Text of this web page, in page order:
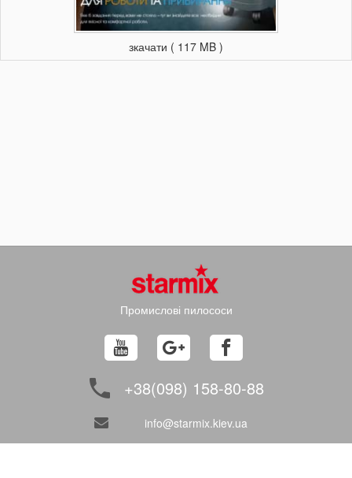
зкачати ( 117 MB )
Промислові пилососи
+38(098) 158-80-88
info@starmix.kiev.ua